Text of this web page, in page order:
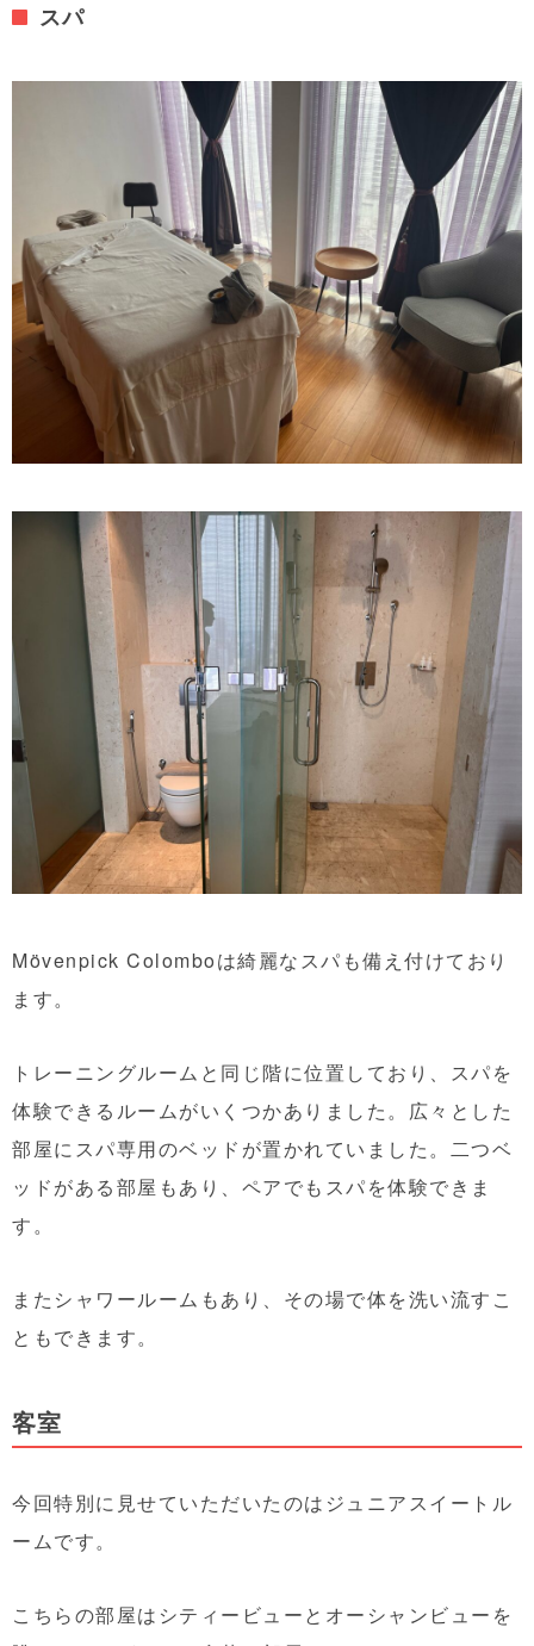
スパ
Mövenpick Colomboは綺麗なスパも備え付けており
ます。
トレーニングルームと同じ階に位置しており、スパを
体験できるルームがいくつかありました。広々とした
部屋にスパ専用のベッドが置かれていました。二つベ
ッドがある部屋もあり、ペアでもスパを体験できま
す。
またシャワールームもあり、その場で体を洗い流すこ
ともできます。
客室
今回特別に見せていただいたのはジュニアスイートル
ームです。
こちらの部屋はシティービューとオーシャンビューを